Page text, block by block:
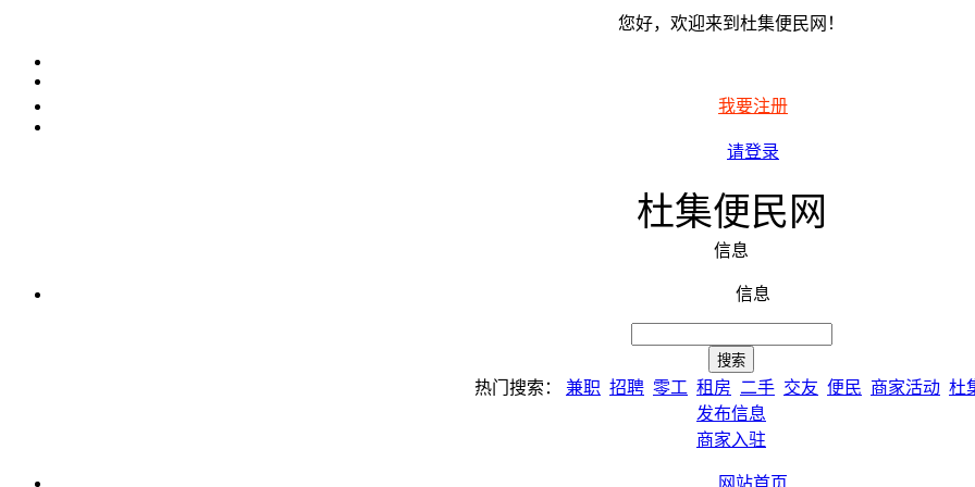
您好，欢迎来到杜集便民网！
我要注册
请登录
杜集便民网
信息
信息
热门搜索： 兼职 招聘 零工 租房 二手 交友 便民 商家活动 杜
发布信息
商家入驻
网站首页